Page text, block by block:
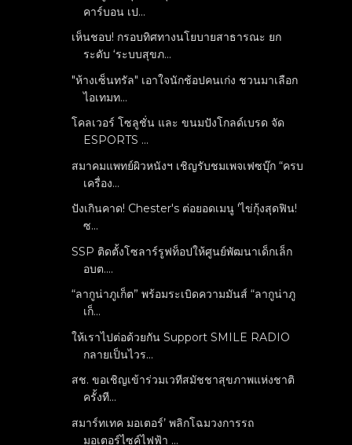
คาร์บอน เป...
เห็นชอบ! กรอบทิศทางนโยบายสาธารณะ ยก
ระดับ ‘ระบบสุขภ...
"ห้างเซ็นทรัล" เอาใจนักช้อปคนเก่ง ชวนมาเลือก
ไอเทมท...
โคลเวอร์ โซลูชั่น และ ขนมปังโกลด์เบรด จัด
ESPORTS ...
สมาคมแพทย์ผิวหนังฯ เชิญรับชมเพจเฟซบุ๊ก “ครบ
เครื่อง...
ปังเกินคาด! Chester's ต่อยอดเมนู 'ไข่กุ้งสุดฟิน!
ซ...
SSP ติดตั้งโซลาร์รูฟท็อปให้ศูนย์พัฒนาเด็กเล็ก
อบต....
“ลากูน่าภูเก็ต” พร้อมระเบิดความมันส์ “ลากูน่าภู
เก็...
ให้เราไปต่อด้วยกัน Support SMILE RADIO
กลายเป็นไวร...
สช. ขอเชิญเข้าร่วมเวทีสมัชชาสุขภาพแห่งชาติ
ครั้งที...
สมาร์ทเทค มอเตอร์’ พลิกโฉมวงการรถ
มอเตอร์ไซค์ไฟฟ้า ...